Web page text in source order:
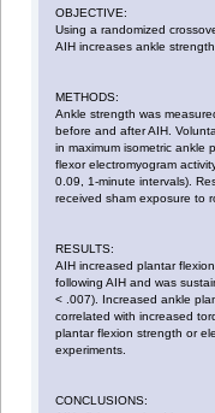
OBJECTIVE:
Using a randomized
AIH increases ankle
METHODS:
Ankle strength was
before and after AIH.
in maximum isometric ankle
flexor electromyogram
0.09, 1-minute intervals).
received sham exposure to
RESULTS:
AIH increased plantar
following AIH and was
< .007). Increased ankle
correlated with increased
plantar flexion strength or
experiments.
CONCLUSIONS: